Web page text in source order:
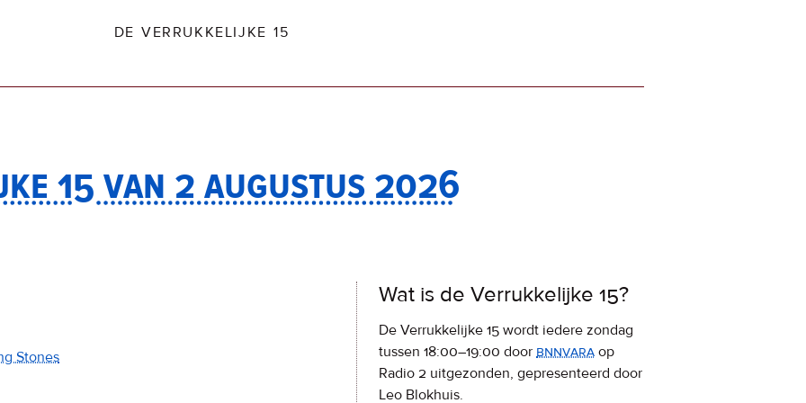
DE VERRUKKELIJKE 15
15 van 2 augustus 2026
Stones
Wat is de Verrukkelijke 15?
De Verrukkelijke 15 wordt iedere zondag
tussen 18:00–19:00 door bnnvara op
Radio 2 uitgezonden, gepresenteerd door
Leo Blokhuis.